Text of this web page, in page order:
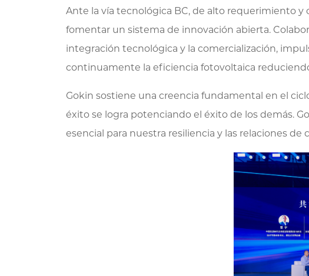
Ante la vía tecnológica BC, de alto requerimiento
fomentar un sistema de innovación abierta.
integración tecnológica y la comercialización,
continuamente la eficiencia fotovoltaica
Gokin sostiene una creencia fundamental en el
éxito se logra potenciando el éxito de los demás.
esencial para nuestra resiliencia y las relaciones